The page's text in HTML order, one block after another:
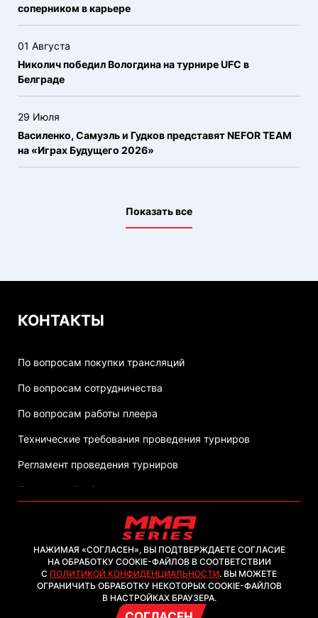
Показать все
соперником в карьере
01 Августа
Николич победил Вологдина на турнире UFC в
Белграде
29 Июля
Василенко, Самуэль и Гудков представят NEFOR TEAM
на «Играх Будущего 2026»
КОНТАКТЫ
По вопросам покупки трансляций
По вопросам сотрудничества
По вопросам работы плеера
Технические требования проведения турниров
Регламент проведения турниров
Политика обработки персональных данных
2026, ООО "ММА-ТВ.КОМ"
НАЖИМАЯ «СОГЛАСЕН», ВЫ ПОДТВЕРЖДАЕТЕ СОГЛАСИЕ
НА ОБРАБОТКУ COOKIE-ФАЙЛОВ В СООТВЕТСТВИИ
С ПОЛИТИКОЙ КОНФИДЕНЦИАЛЬНОСТИ. ВЫ МОЖЕТЕ
ОГРАНИЧИТЬ ОБРАБОТКУ НЕКОТОРЫХ COOKIE-ФАЙЛОВ
В НАСТРОЙКАХ БРАУЗЕРА.